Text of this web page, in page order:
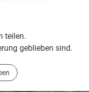
teilen.
geblieben sind.